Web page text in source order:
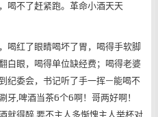
喝不了赶紧跑。革命小酒天天
喝红了眼睛喝坏了胃，喝得手软脚
白眼，喝得单位缺经费；喝得老婆
纪委会，书记听了手一挥—能喝不
牙,啤酒当茶6个6啊！哥两好啊！
就得醉,要不主人多惭愧主人举杯对